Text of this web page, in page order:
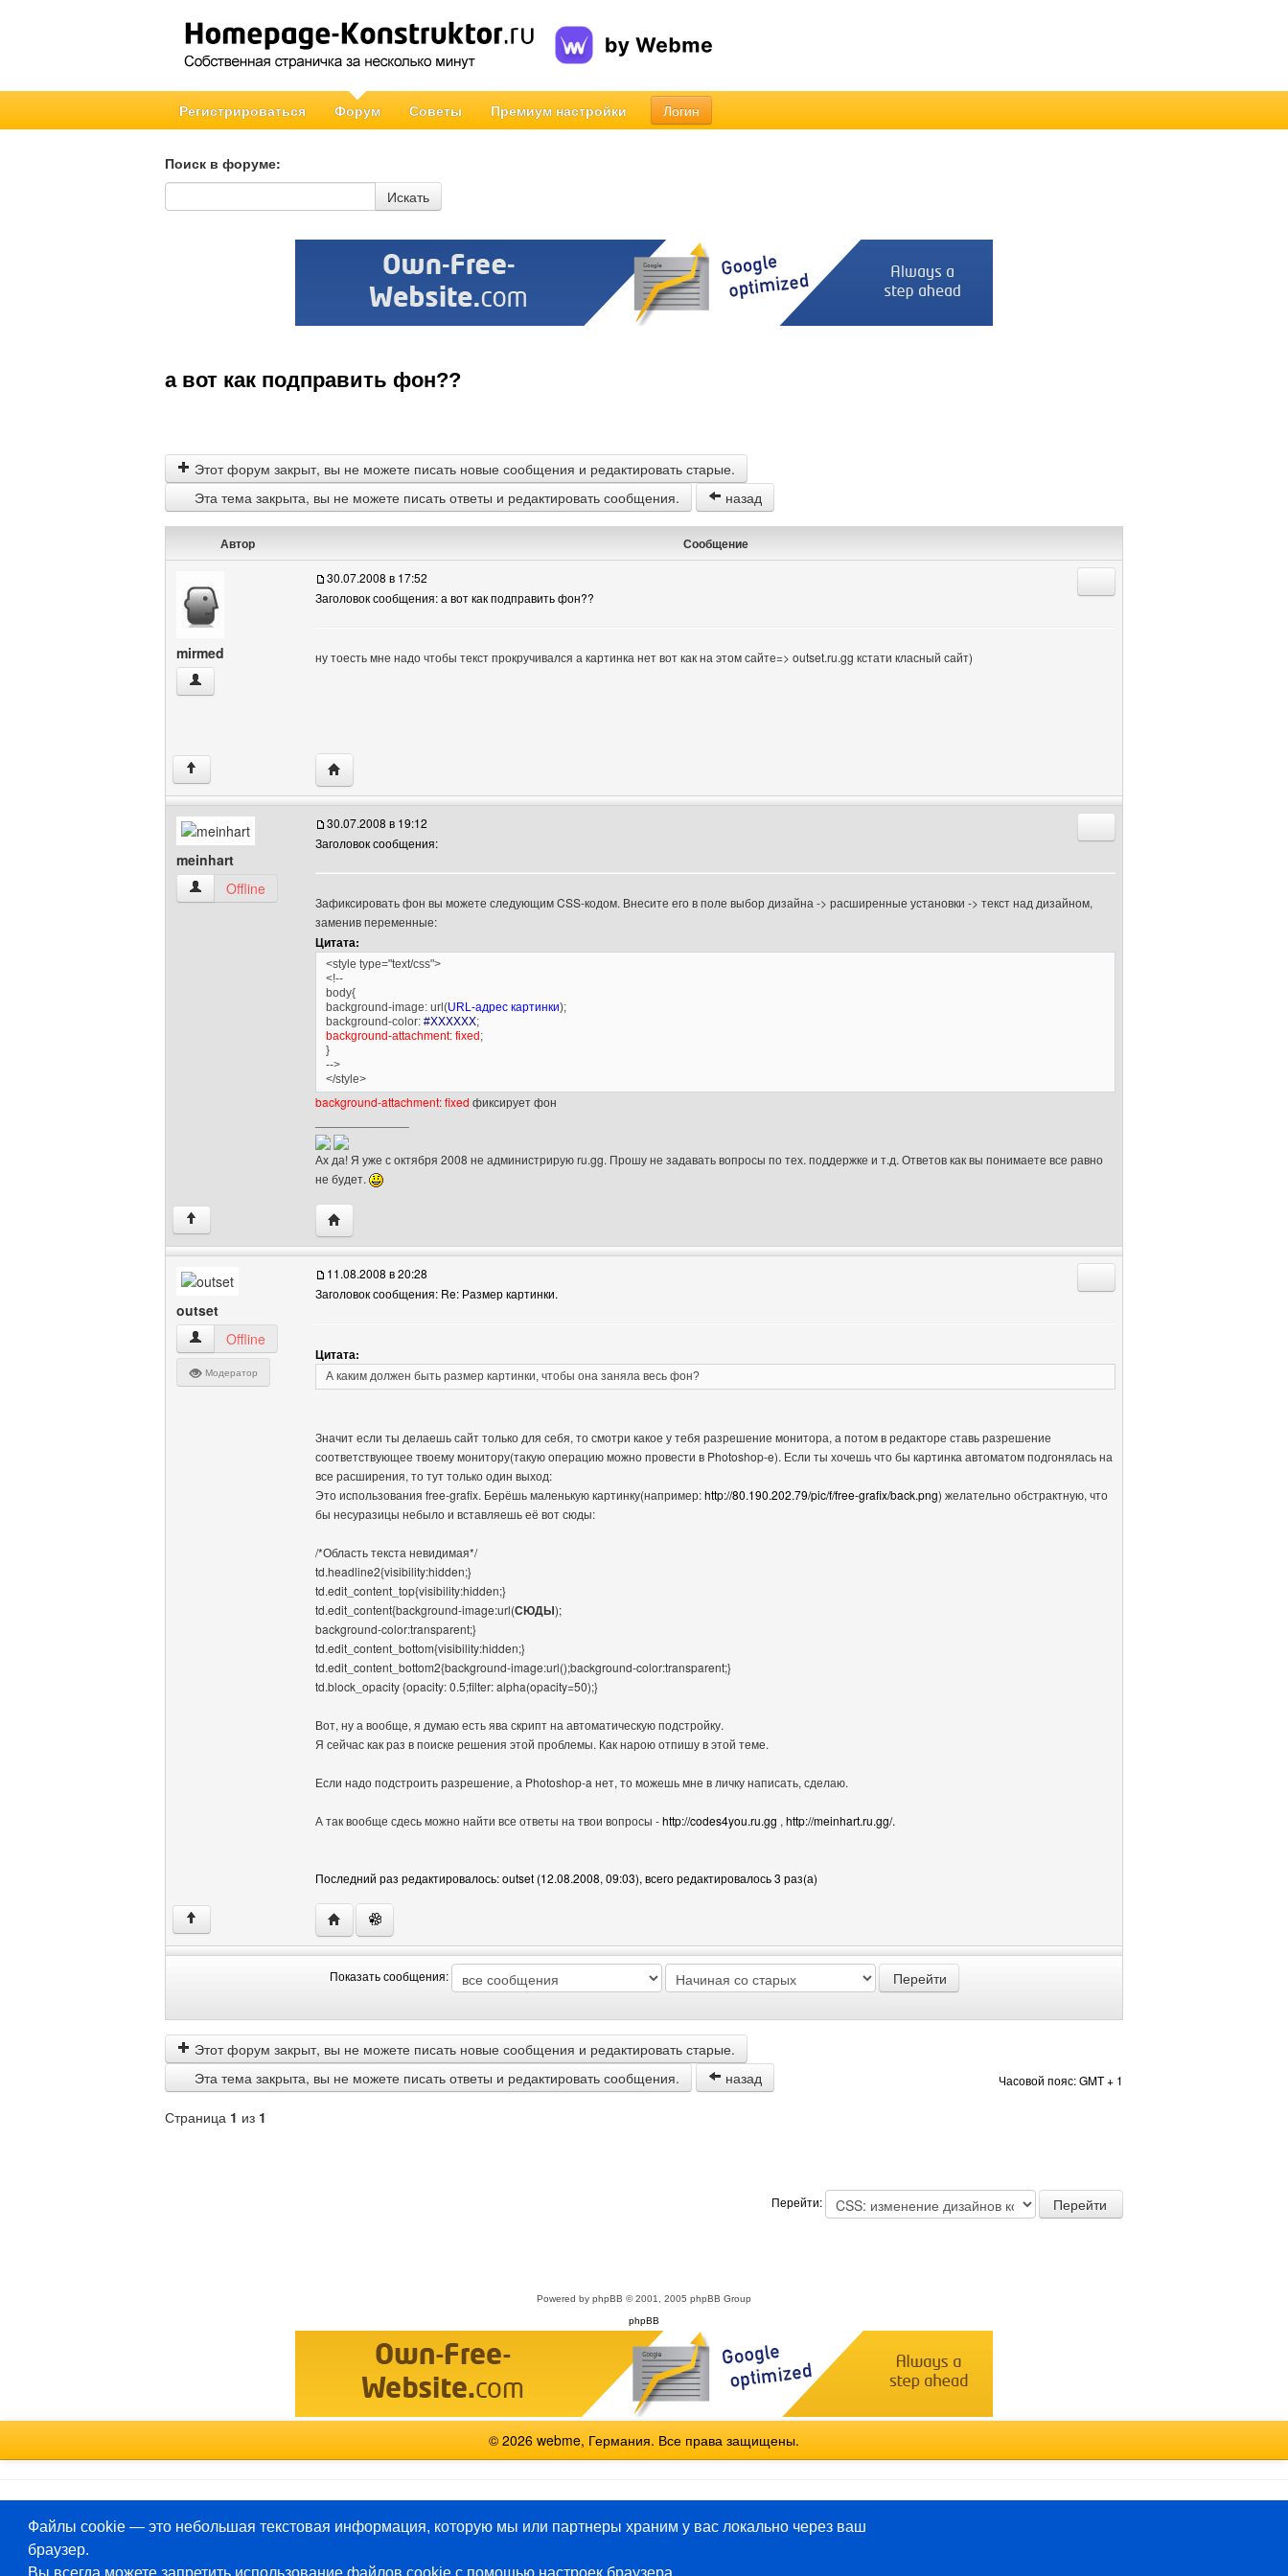
Регистрироваться Форум Советы Премиум настройки Логин
Поиск в форуме:
Поиск в форуме
Искать
а вот как подправить фон??
Этот форум закрыт, вы не можете писать новые сообщения и редактировать старые.
Эта тема закрыта, вы не можете писать ответы и редактировать сообщения.
назад
Автор Сообщение
mirmed
mirmed Посмотреть профиль
30.07.2008 в 17:52
Заголовок сообщения: а вот как подправить фон??
ну тоесть мне надо чтобы текст прокручивался а картинка нет вот как на этом сайте=> outset.ru.gg кстати класный сайт)
↑ Посетить сайт автора: mirmed
meinhart
meinhart Посмотреть профиль
Offline
30.07.2008 в 19:12
Заголовок сообщения:
Зафиксировать фон вы можете следующим CSS-кодом. Внесите его в поле выбор дизайна -> расширенные установки -> текст над дизайном,
заменив переменные:
Цитата:
<style type="text/css">
<!--
body{
background-image: url(URL-адрес картинки);
background-color: #XXXXXX;
background-attachment: fixed ;
}
-->
</style>
background-attachment: fixed фиксирует фон
Ах да! Я уже с октября 2008 не администрирую ru.gg. Прошу не задавать вопросы по тех. поддержке и т.д. Ответов как вы понимаете все равно
не будет.
↑ Посетить сайт автора: meinhart
outset
outset Посмотреть профиль
Offline
Модератор
11.08.2008 в 20:28
Заголовок сообщения: Re: Размер картинки.
Цитата:
А каким должен быть размер картинки, чтобы она заняла весь фон?
Значит если ты делаешь сайт только для себя, то смотри какое у тебя разрешение монитора, а потом в редакторе ставь разрешение
соответствующее твоему монитору(такую операцию можно провести в Photoshop-e). Если ты хочешь что бы картинка автоматом подгонялась на
все расширения, то тут только один выход:
Это использования free-grafix. Берёшь маленькую картинку(например:http://80.190.202.79/pic/f/free-grafix/back.png) желательно обстрактную, что
бы несуразицы небыло и вставляешь её вот сюды:
/*Область текста невидимая*/
td.headline2{visibility:hidden;}
td.edit_content_top{visibility:hidden;}
td.edit_content{background-image:url(СЮДЫ);
background-color:transparent;}
td.edit_content_bottom{visibility:hidden;}
td.edit_content_bottom2{background-image:url();background-color:transparent;}
td.block_opacity {opacity: 0.5;filter: alpha(opacity=50);}
Вот, ну а вообще, я думаю есть ява скрипт на автоматическую подстройку.
Я сейчас как раз в поиске решения этой проблемы. Как нарою отпишу в этой теме.
Если надо подстроить разрешение, а Photoshop-a нет, то можешь мне в личку написать, сделаю.
А так вообще сдесь можно найти все ответы на твои вопросы -http://codes4you.ru.gg , http://meinhart.ru.gg/.
Последний раз редактировалось: outset (12.08.2008, 09:03), всего редактировалось 3 раз(а)
↑ Посетить сайт автора: outset
Показать сообщения:
сообщения
by
Этот форум закрыт, вы не можете писать новые сообщения и редактировать старые.
Эта тема закрыта, вы не можете писать ответы и редактировать сообщения.
назад Часовой пояс: GMT + 1
Страница 1 из 1
Перейти:
Powered by phpBB © 2001, 2005 phpBB Group
phpBB
© 2026 webme, Германия. Все права защищены.
Файлы cookie — это небольшая текстовая информация, которую мы или партнеры храним у вас локально через ваш
браузер.
Вы всегда можете запретить использование файлов cookie с помощью настроек браузера.